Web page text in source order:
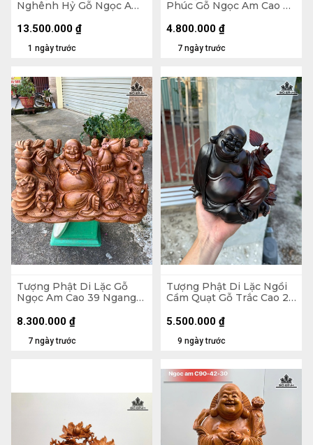
Nghênh Hỷ Gỗ Ngọc Am
(cm)
1 ngày trước
13.500.000 ₫
Phúc Gỗ Ngọc Am Cao 30
7 ngày trước
4.800.000 ₫
Tượng Phật Di Lặc Gỗ
Ngọc Am Cao 39 Ngang
7 ngày trước
8.300.000 ₫
Tượng Phật Di Lặc Ngồi
Cầm Quạt Gỗ Trắc Cao 20
9 ngày trước
5.500.000 ₫